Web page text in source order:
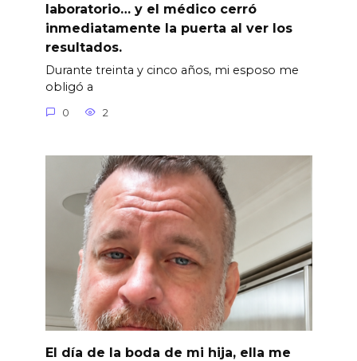
laboratorio… y el médico cerró
inmediatamente la puerta al ver los
resultados.
Durante treinta y cinco años, mi esposo me
obligó a
0 2
El día de la boda de mi hija, ella me